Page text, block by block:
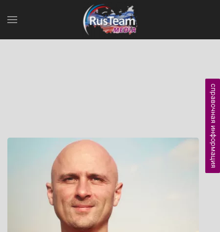
справочная информация